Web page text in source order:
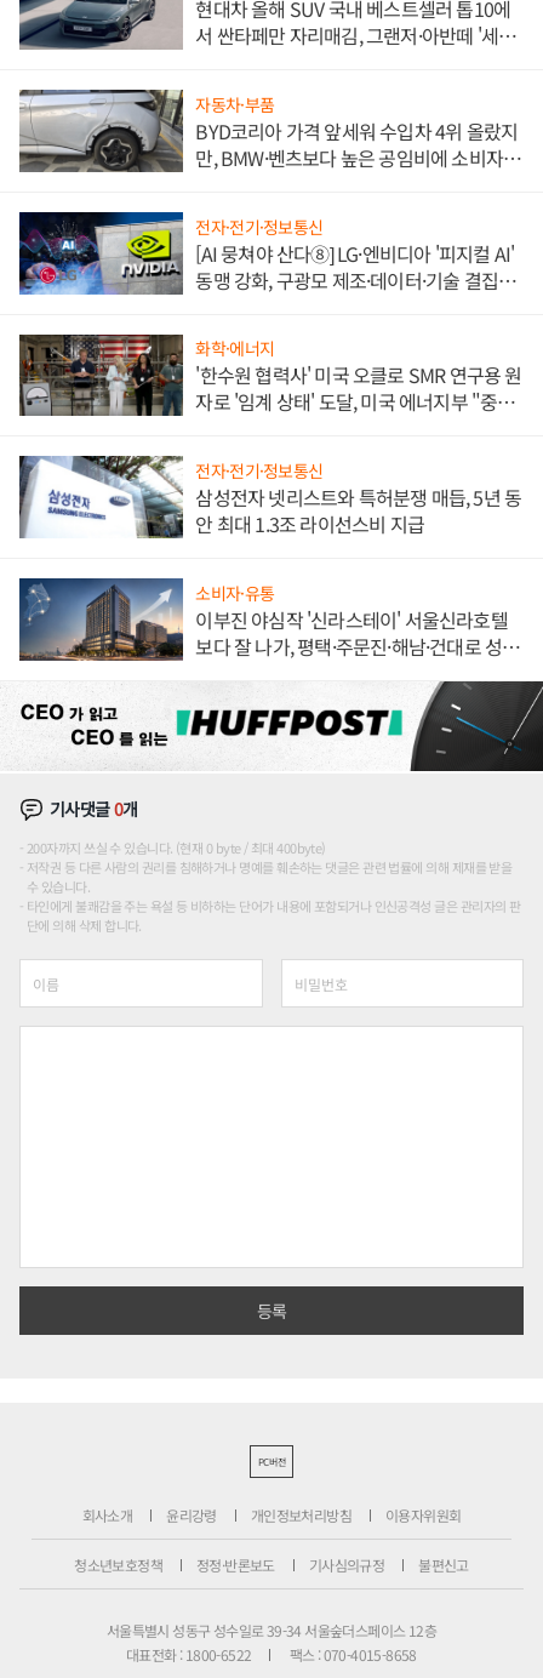
현대차 올해 SUV 국내 베스트셀러 톱10에
서 싼타페만 자리매김, 그랜저·아반떼 '세단
자동차·부품
BYD코리아 가격 앞세워 수입차 4위 올랐지
만, BMW·벤츠보다 높은 공임비에 소비자
전자·전기·정보통신
[AI 뭉쳐야 산다⑧] LG·엔비디아 '피지컬 AI'
동맹 강화, 구광모 제조·데이터·기술 결집
화학·에너지
'한수원 협력사' 미국 오클로 SMR 연구용 원
자로 '임계 상태' 도달, 미국 에너지부 "중요
전자·전기·정보통신
삼성전자 넷리스트와 특허분쟁 매듭, 5년 동
안 최대 1.3조 라이선스비 지급
소비자·유통
이부진 야심작 '신라스테이' 서울신라호텔
보다 잘 나가, 평택·주문진·해남·건대로 성
기사댓글0개
200자까지 쓰실 수 있습니다. (현재 0 byte / 최대 400byte)
저작권 등 다른 사람의 권리를 침해하거나 명예를 훼손하는 댓글은 관련 법률에 의해 제재를 받을
수 있습니다.
타인에게 불쾌감을 주는 욕설 등 비하하는 단어가 내용에 포함되거나 인신공격성 글은 관리자의 판
단에 의해 삭제 합니다.
PC버전
회사소개 윤리강령 개인정보처리방침 이용자위원회
청소년보호정책 정정·반론보도 기사심의규정 불편신고
서울특별시 성동구 성수일로 39-34 서울숲더스페이스 12층
대표전화 : 1800-6522
팩스 : 070-4015-8658